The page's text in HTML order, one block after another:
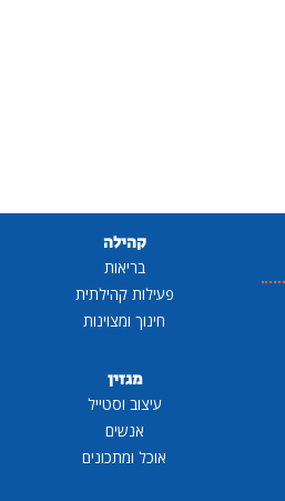
קהילה
בריאות
פעילות קהילתית
חינוך ומצוינות
מגזין
עיצוב וסטייל
אנשים
אוכל ומתכונים